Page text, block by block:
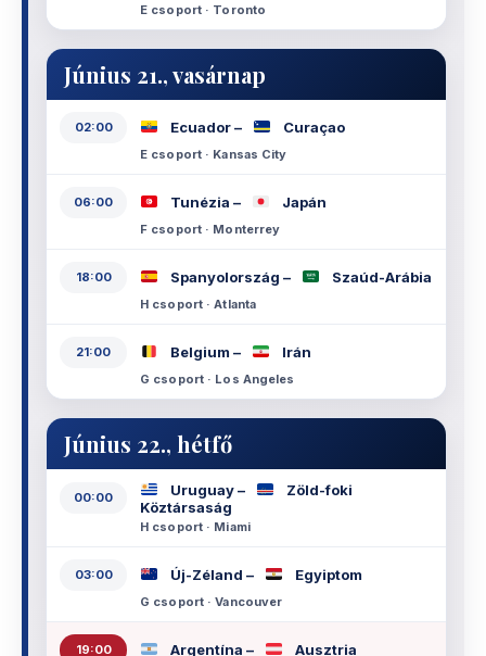
E csoport · Toronto
Június 21., vasárnap
02:00 Ecuador – Curaçao
E csoport · Kansas City
06:00 Tunézia – Japán
F csoport · Monterrey
18:00 Spanyolország – Szaúd-Arábia
H csoport · Atlanta
21:00 Belgium – Irán
G csoport · Los Angeles
Június 22., hétfő
00:00 Uruguay –
Zöld-foki
Köztársaság
H csoport · Miami
03:00 Új-Zéland – Egyiptom
G csoport · Vancouver
19:00 Argentína – Ausztria